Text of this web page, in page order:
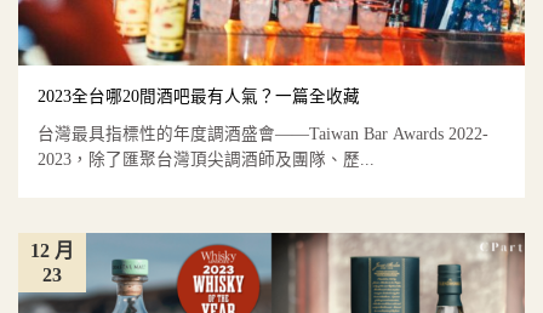
2023全台哪20間酒吧最有人氣？一篇全收藏
台灣最具指標性的年度調酒盛會——Taiwan Bar Awards 2022-
2023，除了匯聚台灣頂尖調酒師及團隊、歷...
23
12 月